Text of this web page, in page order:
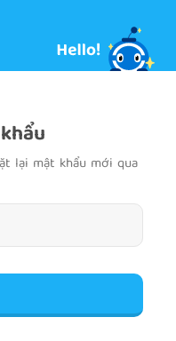
lại mật khẩu mới qua